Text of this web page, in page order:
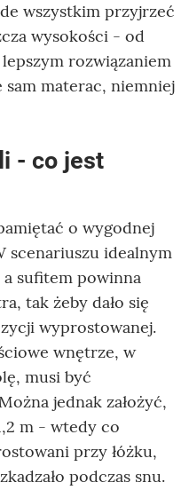
wszystkim przyjrzeć
wysokości - od
rozwiązaniem
sam materac, niemniej
- co jest
o wygodnej
scenariuszu idealnym
a sufitem powinna
tak żeby dało się
wyprostowanej.
wnętrze, w
musi być
jednak założyć,
m - wtedy co
przy łóżku,
podczas snu.